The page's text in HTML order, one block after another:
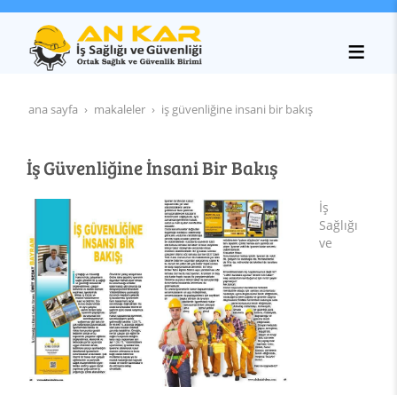
ana sayfa makaleler i̇ş güvenliğine i̇nsani bir bakış
İş Güvenliğine İnsani Bir Bakış
İş
Sağlığı
ve